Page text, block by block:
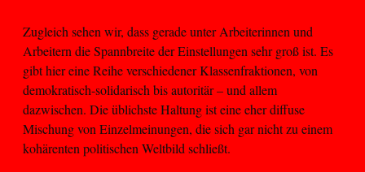
Zugleich sehen wir, dass gerade unter Arbeiterinnen und
Arbeitern die Spannbreite der Einstellungen sehr groß ist. Es
gibt hier eine Reihe verschiedener Klassenfraktionen, von
demokratisch-solidarisch bis autoritär – und allem
dazwischen. Die üblichste Haltung ist eine eher diffuse
Mischung von Einzelmeinungen, die sich gar nicht zu einem
kohärenten politischen Weltbild schließt.